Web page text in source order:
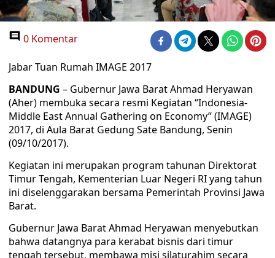
0 Komentar
Jabar Tuan Rumah IMAGE 2017
BANDUNG – Gubernur Jawa Barat Ahmad Heryawan
(Aher) membuka secara resmi Kegiatan “Indonesia-
Middle East Annual Gathering on Economy” (IMAGE)
2017, di Aula Barat Gedung Sate Bandung, Senin
(09/10/2017).
Kegiatan ini merupakan program tahunan Direktorat
Timur Tengah, Kementerian Luar Negeri RI yang tahun
ini diselenggarakan bersama Pemerintah Provinsi Jawa
Barat.
Gubernur Jawa Barat Ahmad Heryawan menyebutkan
bahwa datangnya para kerabat bisnis dari timur
tengah tersebut, membawa misi silaturahim secara